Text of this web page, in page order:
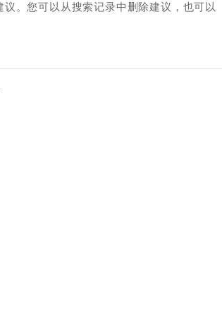
。您可以从搜索记录中删除建议，也可以